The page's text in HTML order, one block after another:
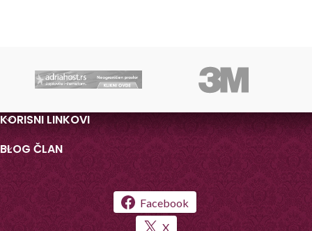
KORISNI LINKOVI
BLOG ČLAN
Facebook
X